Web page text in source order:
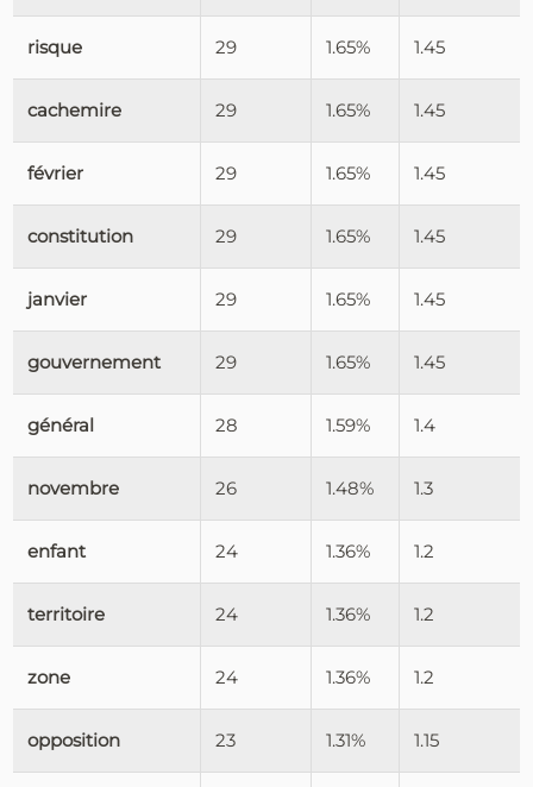
risque 29 1.65% 1.45
cachemire 29 1.65% 1.45
février 29 1.65% 1.45
constitution 29 1.65% 1.45
janvier 29 1.65% 1.45
gouvernement 29 1.65% 1.45
général 28 1.59% 1.4
novembre 26 1.48% 1.3
enfant 24 1.36% 1.2
territoire 24 1.36% 1.2
zone 24 1.36% 1.2
opposition 23 1.31% 1.15